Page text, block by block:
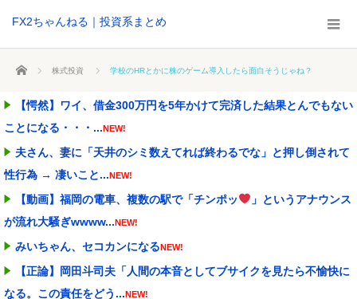
FX2ちゃんねる｜投資系まとめ
ホーム 株式投資 学校のHRとかに株のゲーム導入したら面白そうじゃね？
【愕然】ワイ、借金300万円を5年かけて完済した結果とんでもない
ことになる・・・...NEW!
夫さん、妻に「天井のシミ数えてれば終わるでな」と押し倒されて
性行為 → 凄いこと...NEW!
【動画】福岡の電車、複数の駅で「チンポッ
」というアナウンス
が流れ大騒ぎwwww...NEW!
みいちゃん、セコカンになるNEW!
【正論】岡田斗司夫「人間の本音としてブサイクを見たら不愉快に
なる。この責任をどう...NEW!